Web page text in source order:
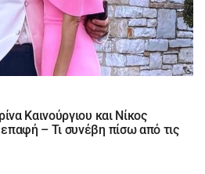
Καινούργιου και Νίκος
– Τι συνέβη πίσω από τις